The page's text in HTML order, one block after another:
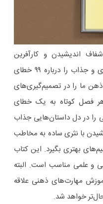
اندیشیدن و کارآفرین
سوئیسی است. او این کتاب کاربردی و جذاب را درباره‌ ۹۹ خطای
ما را در تصمیم‌گیری‌های
فصل کوتاه به یک خطای
را در دل داستان‌هایی جذاب
با نثری ساده به مخاطب
بهتری بگیرد. این کتاب
و علمی مناسب است. البته
مهارت‌های ذهنی علاقه
خواهد شد.